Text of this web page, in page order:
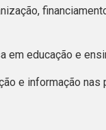
em educação e
e informação nas